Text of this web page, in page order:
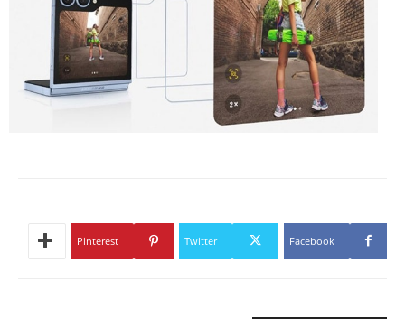
Facebook
Twitter
Pinterest